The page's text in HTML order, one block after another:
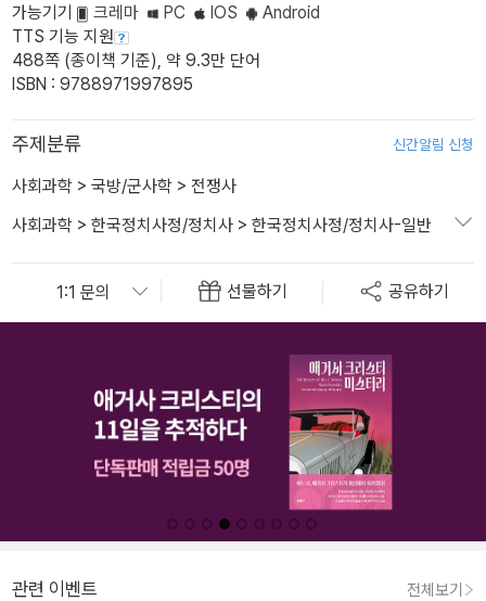
가능기기
크레마 PC IOS
Android
TTS 기능 지원
488쪽 (종이책 기준), 약 9.3만 단어
ISBN : 9788971997895
주제분류 신간알림 신청
사회과학 > 국방/군사학 > 전쟁사
사회과학 > 한국정치사정/정치사 > 한국정치사정/정치사-일반
선물하기 공유하기
관련 이벤트 전체보기